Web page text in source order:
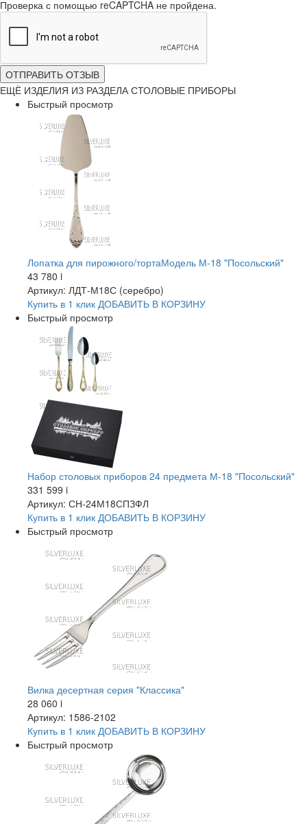
Проверка с помощью reCAPTCHA не пройдена.
ОТПРАВИТЬ ОТЗЫВ
ЕЩЁ ИЗДЕЛИЯ ИЗ РАЗДЕЛА СТОЛОВЫЕ ПРИБОРЫ
Быстрый просмотр
Лопатка для пирожного/тортаМодель М-18 "Посольский"
43 780 i
Артикул: ЛДТ-М18С (серебро)
Купить в 1 клик ДОБАВИТЬ В КОРЗИНУ
Быстрый просмотр
Набор столовых приборов 24 предмета М-18 "Посольский"
331 599 i
Артикул: СН-24М18СПЗФЛ
Купить в 1 клик ДОБАВИТЬ В КОРЗИНУ
Быстрый просмотр
Вилка десертная серия "Классика"
28 060 i
Артикул: 1586-2102
Купить в 1 клик ДОБАВИТЬ В КОРЗИНУ
Быстрый просмотр